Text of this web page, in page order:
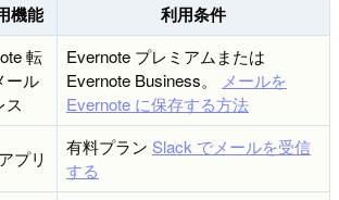
機能 利用条件
転
ール
ス
Evernote プレミアムまたは
Evernote Business。
メールを
Evernote に保存する方法
プリ
有料プラン Slack でメールを受信
する